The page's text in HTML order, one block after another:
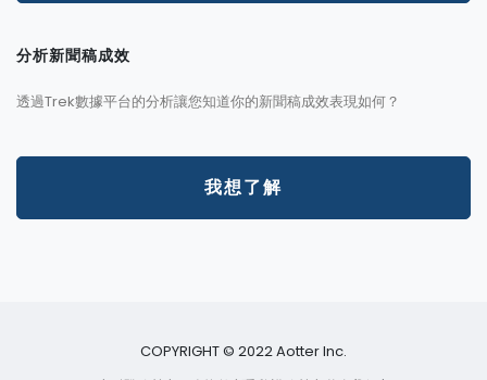
分析新聞稿成效
透過Trek數據平台的分析讓您知道你的新聞稿成效表現如何？
我想了解
COPYRIGHT © 2022 Aotter Inc.